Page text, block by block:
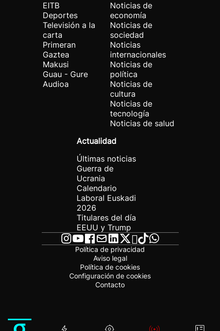
EITB
Deportes
Televisión a la
carta
Primeran
Gaztea
Makusi
Guau - Gure
Audioa
Noticias de
economía
Noticias de
sociedad
Noticias
internacionales
Noticias de
política
Noticias de
cultura
Noticias de
tecnología
Noticias de salud
Actualidad
Últimas noticias
Guerra de
Ucrania
Calendario
Laboral Euskadi
2026
Titulares del día
EEUU y Trump
Política de privacidad
Aviso legal
Política de cookies
Configuración de cookies
Contacto